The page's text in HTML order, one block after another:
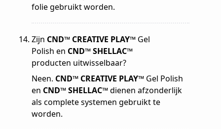
folie gebruikt worden.
Zijn CND™ CREATIVE PLAY™ Gel
Polish en CND™ SHELLAC™
producten uitwisselbaar?
Neen. CND™ CREATIVE PLAY™ Gel Polish
en CND™ SHELLAC™dienen afzonderlijk
als complete systemen gebruikt te
worden.